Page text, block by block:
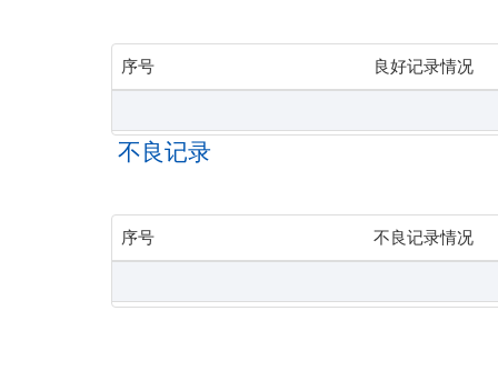
序号 良好记录情况
不良记录
序号 不良记录情况